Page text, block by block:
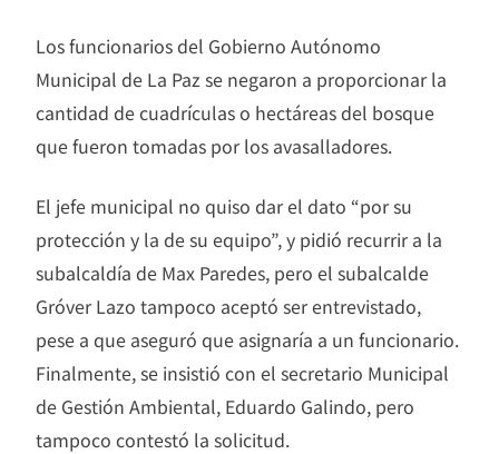
Los funcionarios del Gobierno Autónomo
Municipal de La Paz se negaron a proporcionar la
cantidad de cuadrículas o hectáreas del bosque
que fueron tomadas por los avasalladores.
El jefe municipal no quiso dar el dato “por su
protección y la de su equipo”, y pidió recurrir a la
subalcaldía de Max Paredes, pero el subalcalde
Gróver Lazo tampoco aceptó ser entrevistado,
pese a que aseguró que asignaría a un funcionario.
Finalmente, se insistió con el secretario Municipal
de Gestión Ambiental, Eduardo Galindo, pero
tampoco contestó la solicitud.